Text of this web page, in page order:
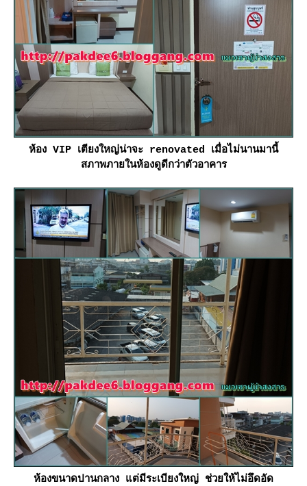
ห้อง VIP เตียงใหญ่น่าจะ renovated เมื่อไม่นานมานี้
สภาพภายในห้องดูดีกว่าตัวอาคาร
ห้องขนาดปานกลาง แต่มีระเบียงใหญ่ ช่วยให้ไม่อึดอัด